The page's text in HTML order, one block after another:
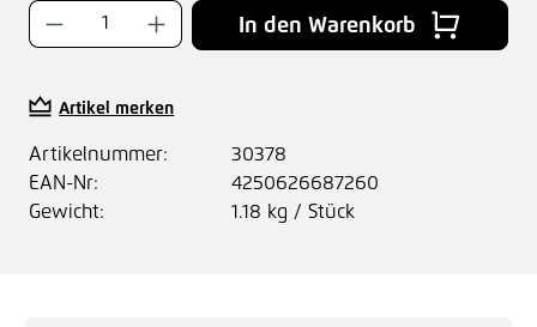
Produkt Anzahl: Gib den gewünschten
In den Warenkorb
Artikel merken
Artikelnummer:
30378
EAN-Nr:
4250626687260
Gewicht:
1.18 kg / Stück